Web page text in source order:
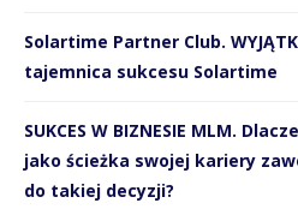
Solartime Partner Club.
tajemnica sukcesu Solartime
SUKCES W BIZNESIE MLM.
jako ścieżka swojej kariery
do takiej decyzji?